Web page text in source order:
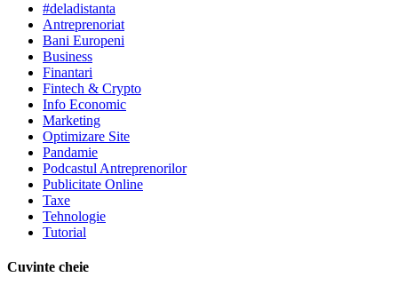
#deladistanta
Antreprenoriat
Bani Europeni
Business
Finantari
Fintech & Crypto
Info Economic
Marketing
Optimizare Site
Pandamie
Podcastul Antreprenorilor
Publicitate Online
Taxe
Tehnologie
Tutorial
Cuvinte cheie